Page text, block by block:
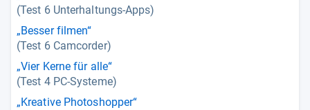
(Test 6 Unterhaltungs-Apps)
„Besser filmen“
(Test 6 Camcorder)
„Vier Kerne für alle“
(Test 4 PC-Systeme)
„Kreative Photoshopper“